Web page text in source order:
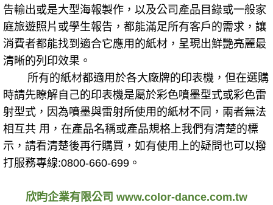
告輸出或是大型海報製作，以及公司產品目錄或一般家
庭旅遊照片或學生報告，都能滿足所有客戶的需求，讓
消費者都能找到適合它應用的紙材，呈現出鮮艷亮麗最
清晰的列印效果。
所有的紙材都適用於各大廠牌的印表機，但在選購
時請先瞭解自己的印表機是屬於彩色噴墨型式或彩色雷
射型式，因為噴墨與雷射所使用的紙材不同，兩者無法
相互共 用，在產品名稱或產品規格上我們有清楚的標
示，請看清楚後再行購買，如有使用上的疑問也可以撥
打服務專線:0800-660-699。
欣昀企業有限公司 www.color-dance.com.tw